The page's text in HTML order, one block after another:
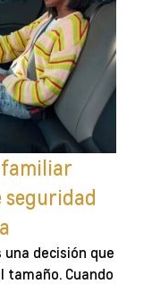
familiar
seguridad
decisión que
tamaño. Cuando